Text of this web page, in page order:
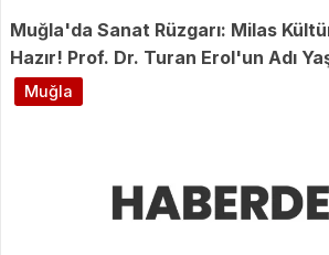
Muğla'da Sanat Rüzgarı: Milas
Hazır! Prof. Dr. Turan Erol'un Adı
Muğla